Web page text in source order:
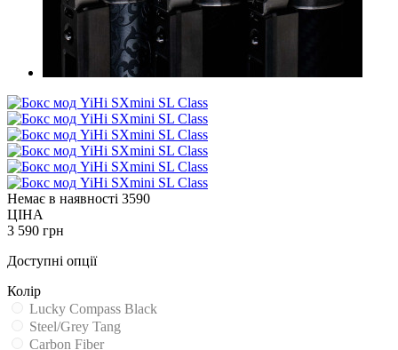
Немає в наявності 3590
ЦІНА
3 590 грн
Доступні опції
Колір
Lucky Compass Black
Steel/Grey Tang
Carbon Fiber